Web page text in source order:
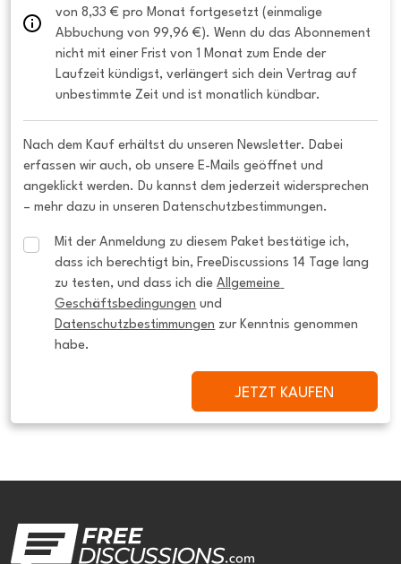
von 8,33 € pro Monat fortgesetzt (einmalige
Abbuchung von 99,96 €). Wenn du das Abonnement
nicht mit einer Frist von 1 Monat zum Ende der
Laufzeit kündigst, verlängert sich dein Vertrag auf
unbestimmte Zeit und ist monatlich kündbar.
Nach dem Kauf erhältst du unseren Newsletter. Dabei
erfassen wir auch, ob unsere E-Mails geöffnet und
angeklickt werden. Du kannst dem jederzeit widersprechen
– mehr dazu in unseren Datenschutzbestimmungen.
Mit der Anmeldung zu diesem Paket bestätige ich,
dass ich berechtigt bin, FreeDiscussions 14 Tage lang
zu testen, und dass ich die Allgemeine
Geschäftsbedingungen
Datenschutzbestimmungen zur Kenntnis genommen
habe.
JETZT KAUFEN